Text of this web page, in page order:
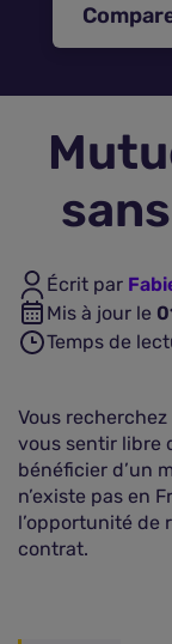
Prévoyance
Assurance
Assurance vie
Plus
Écrit par
Mis à jour le
Temps de
Vous
vous sentir libre
bénéficier d’un
n’existe pas en
l’opportunité de
contrat.